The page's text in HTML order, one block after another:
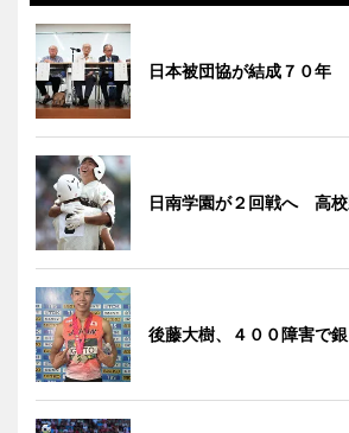
日本被団協が結成７０年
日南学園が２回戦へ 高
後藤大樹、４００障害で銀